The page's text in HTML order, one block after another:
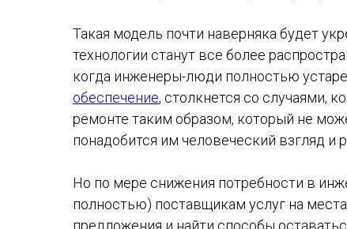
Такая модель почти наверняка будет
технологии станут все более
когда инженеры-люди полностью
обеспечение, столкнется со случаями,
ремонте таким образом, который не
понадобится им человеческий взгляд и
Но по мере снижения потребности в
полностью) поставщикам услуг на
предложения и найти способы